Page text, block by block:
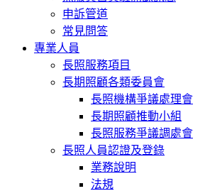
申訴管道
常見問答
專業人員
長照服務項目
長期照顧各類委員會
長照機構爭議處理會
長期照顧推動小組
長照服務爭議調處會
長照人員認證及登錄
業務說明
法規